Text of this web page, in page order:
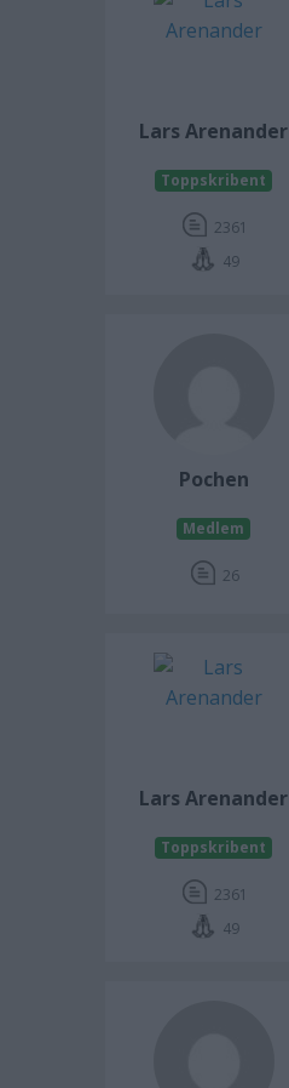
Lars Arenander
Toppskribent
2361
49
Pochen
Medlem
26
Lars Arenander
Toppskribent
2361
49